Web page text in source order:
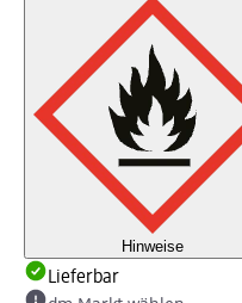
Hinweise
Lieferbar